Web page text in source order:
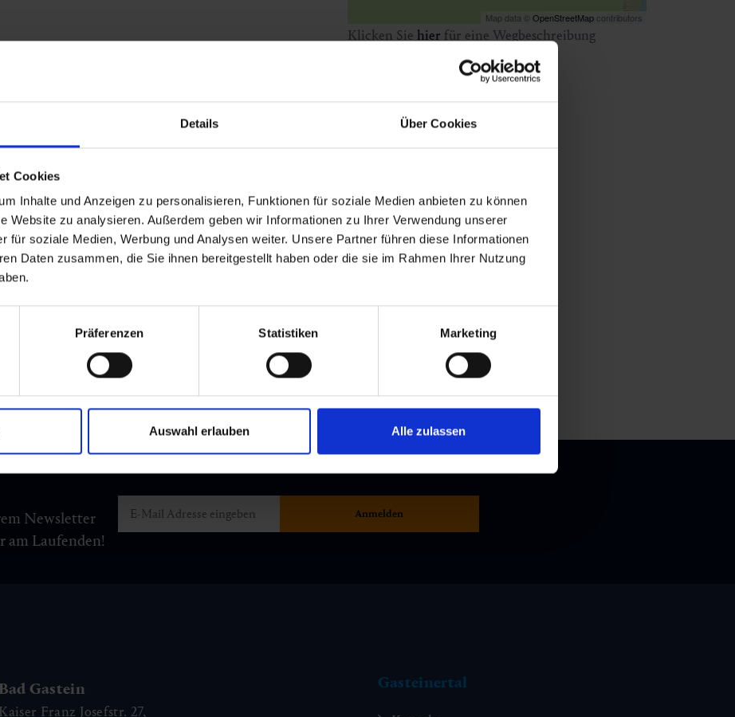
Details Über Cookies
Cookies
Inhalte und Anzeigen zu personalisieren, Funktionen für soziale Medien anbieten zu können
Website zu analysieren. Außerdem geben wir Informationen zu Ihrer Verwendung unserer
für soziale Medien, Werbung und Analysen weiter. Unsere Partner führen diese Informationen
Daten zusammen, die Sie ihnen bereitgestellt haben oder die sie im Rahmen Ihrer Nutzung
Präferenzen Statistiken Marketing
Auswahl erlauben Alle zulassen
Map data © OpenStreetMap contributors
Klicken Sie hier für eine Wegbeschreibung
Newsletter
am Laufenden!
Bad Gastein
Kaiser Franz Josefstr. 27,
Gasteinertal